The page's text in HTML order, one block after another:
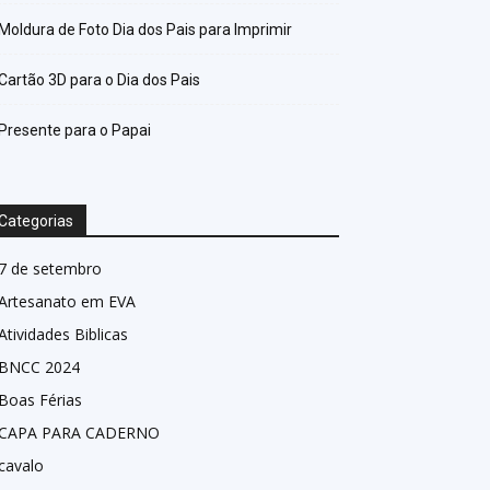
de Foto Dia dos Pais para Imprimir
3D para o Dia dos Pais
para o Papai
de setembro
em EVA
Biblicas
2024
Férias
PARA CADERNO